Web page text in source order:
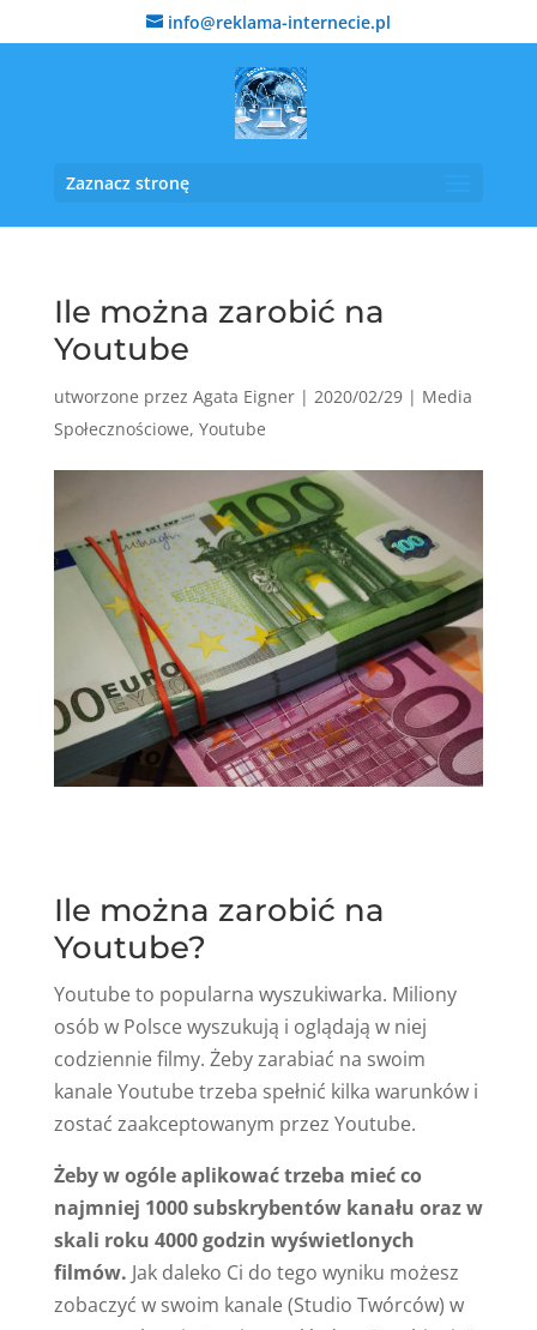
info@reklama-internecie.pl
Zaznacz stronę
Ile można zarobić na
Youtube
utworzone przez Agata Eigner| 2020/02/29 | Media
Społecznościowe, Youtube
Ile można zarobić na
Youtube?
Youtube to popularna wyszukiwarka. Miliony
osób w Polsce wyszukują i oglądają w niej
codziennie filmy. Żeby zarabiać na swoim
kanale Youtube trzeba spełnić kilka warunków i
zostać zaakceptowanym przez Youtube.
Żeby w ogóle aplikować trzeba mieć co
najmniej 1000 subskrybentów kanału oraz w
skali roku 4000 godzin wyświetlonych
filmów. Jak daleko Ci do tego wyniku możesz
zobaczyć w swoim kanale (Studio Twórców) w